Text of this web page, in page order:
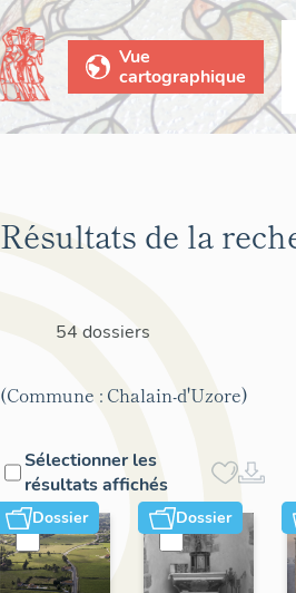
Vue
cartographique
Résultats de la
54 dossiers
(Commune : Chalain-d'Uzore)
Sélectionner les
résultats affichés
Dossier Dossier